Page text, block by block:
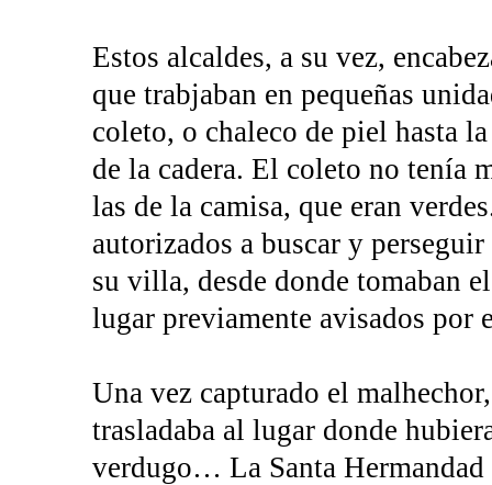
Estos alcaldes, a su vez,
que trabjaban en pequeñas
coleto, o chaleco de piel hasta
de la cadera. El coleto no tenía
las de la camisa, que eran
autorizados a buscar y
su villa, desde donde tomaban
lugar previamente avisados por
Una vez capturado el
trasladaba al lugar donde
verdugo… La Santa Hermandad